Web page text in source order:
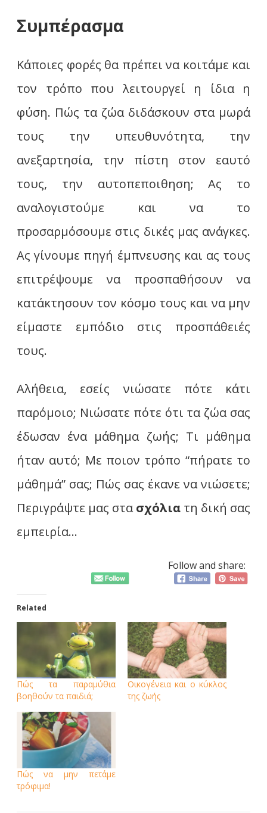
Συμπέρασμα
Κάποιες φορές θα πρέπει να κοιτάμε και
τον τρόπο που λειτουργεί η ίδια η
φύση. Πώς τα ζώα διδάσκουν στα μωρά
τους την υπευθυνότητα, την
ανεξαρτησία, την πίστη στον εαυτό
τους, την αυτοπεποιθηση; Ας το
αναλογιστούμε και να το
προσαρμόσουμε στις δικές μας ανάγκες.
Ας γίνουμε πηγή έμπνευσης και ας τους
επιτρέψουμε να προσπαθήσουν να
κατάκτησουν τον κόσμο τους και να μην
είμαστε εμπόδιο στις προσπάθειές
τους.
Αλήθεια, εσείς νιώσατε πότε κάτι
παρόμοιο; Νιώσατε πότε ότι τα ζώα σας
έδωσαν ένα μάθημα ζωής; Τι μάθημα
ήταν αυτό; Με ποιον τρόπο “πήρατε το
μάθημά” σας; Πώς σας έκανε να νιώσετε;
Περιγράψτε μας στα σχόλια τη δική σας
εμπειρία…
Follow and share:
Related
Πώς τα παραμύθια
βοηθούν τα παιδιά;
Οικογένεια και ο κύκλος
της ζωής
Πώς να μην πετάμε
τρόφιμα!